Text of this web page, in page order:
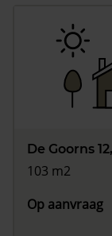
De Goorns
103 m2
Op aanvraag